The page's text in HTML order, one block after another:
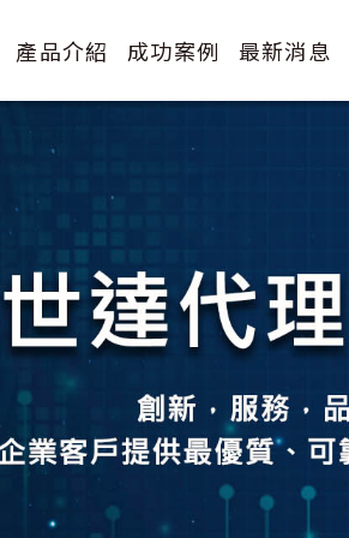
產品介紹 成功案例 最新消息